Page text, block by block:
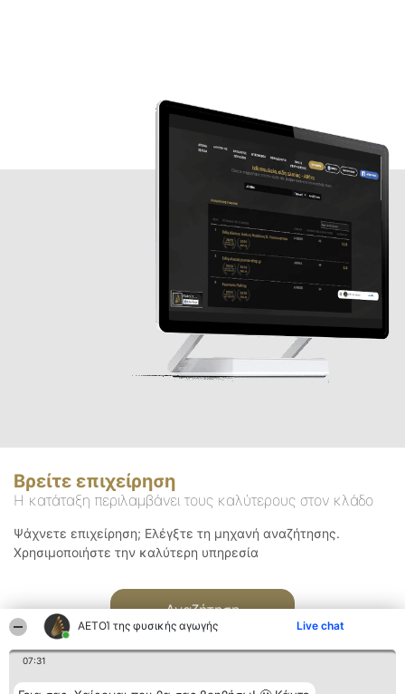
ΑΕΤΟΊ της φυσικής αγωγής Live chat
07:31
Βρείτε επιχείρηση
Η κατάταξη περιλαμβάνει τους καλύτερους στον κλάδο
Ψάχνετε επιχείρηση; Ελέγξτε τη μηχανή αναζήτησης.
Χρησιμοποιήστε την καλύτερη υπηρεσία
Αναζήτηση